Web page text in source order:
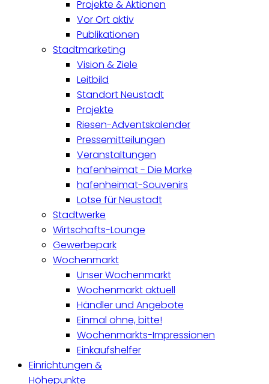
Projekte & Aktionen
Vor Ort aktiv
Publikationen
Stadtmarketing
Vision & Ziele
Leitbild
Standort Neustadt
Projekte
Riesen-Adventskalender
Pressemitteilungen
Veranstaltungen
hafenheimat - Die Marke
hafenheimat-Souvenirs
Lotse für Neustadt
Stadtwerke
Wirtschafts-Lounge
Gewerbepark
Wochenmarkt
Unser Wochenmarkt
Wochenmarkt aktuell
Händler und Angebote
Einmal ohne, bitte!
Wochenmarkts-Impressionen
Einkaufshelfer
Einrichtungen &
Höhepunkte